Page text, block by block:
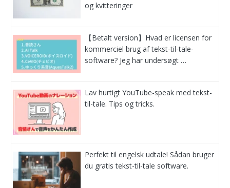
og kvitteringer
【Betalt version】Hvad er licensen for
kommerciel brug af tekst-til-tale-
software? Jeg har undersøgt …
Lav hurtigt YouTube-speak med tekst-
til-tale. Tips og tricks.
Perfekt til engelsk udtale! Sådan bruger
du gratis tekst-til-tale software.